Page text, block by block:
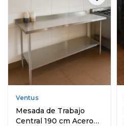
Ventus
Mesada de Trabajo
Central 190 cm Acero